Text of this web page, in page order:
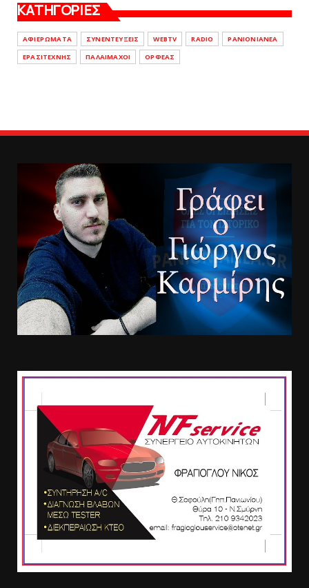
ΚΑΤΗΓΟΡΙΕΣ
ΑΦΙΕΡΩΜΑΤΑ ΣΥΝΕΝΤΕΥΞΕΙΣ WEBTV RADIO
PANIONIANEA
ΕΡΑΣΙΤΕΧΝΗΣ
ΠΑΛΑΙΜΑΧΟΙ ΟΡΦΕΑΣ